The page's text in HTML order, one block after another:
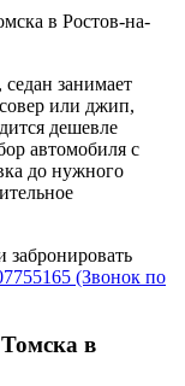
в Ростов-на-
занимает
или джип,
дешевле
автомобиля с
до нужного
забронировать
(Звонок по
в